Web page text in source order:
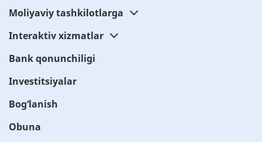
Moliyaviy tashkilotlarga
Interaktiv xizmatlar
Bank qonunchiligi
Investitsiyalar
Bog‘lanish
Obuna